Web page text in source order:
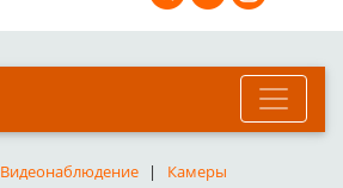
Видеонаблюдение
Камеры